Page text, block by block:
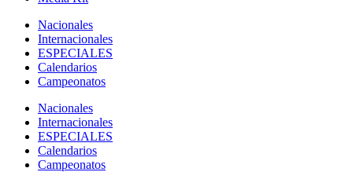
Nacionales
Internacionales
ESPECIALES
Calendarios
Campeonatos
Nacionales
Internacionales
ESPECIALES
Calendarios
Campeonatos